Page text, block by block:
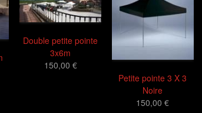
Double petite pointe
3x6m
150,00 €
Petite pointe 3 X 3
Noire
150,00 €